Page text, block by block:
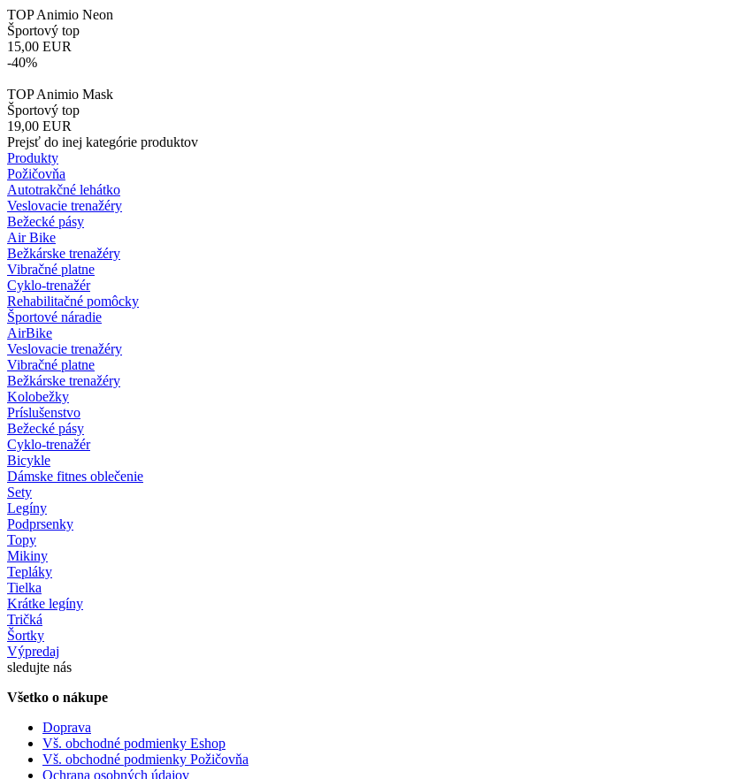
TOP Animio Neon
Športový top
15,00 EUR
-40%
TOP Animio Mask
Športový top
19,00 EUR
Prejsť do inej kategórie produktov
Produkty
Požičovňa
Autotrakčné lehátko
Veslovacie trenažéry
Bežecké pásy
Air Bike
Bežkárske trenažéry
Vibračné platne
Cyklo-trenažér
Rehabilitačné pomôcky
Športové náradie
AirBike
Veslovacie trenažéry
Vibračné platne
Bežkárske trenažéry
Kolobežky
Príslušenstvo
Bežecké pásy
Cyklo-trenažér
Bicykle
Dámske fitnes oblečenie
Sety
Legíny
Podprsenky
Topy
Mikiny
Tepláky
Tielka
Krátke legíny
Tričká
Šortky
Výpredaj
sledujte nás
Všetko o nákupe
Doprava
Vš. obchodné podmienky Eshop
Vš. obchodné podmienky Požičovňa
Ochrana osobných údajov